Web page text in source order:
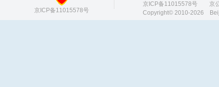
京ICP备11015578号
京ICP备11015578号 京公
Copyright© 2010-2026